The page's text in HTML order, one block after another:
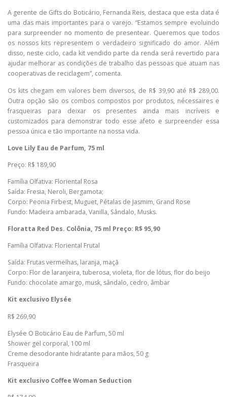
A gerente de Gifts do Boticário, Fernanda Reis, destaca que esta data é
uma das mais importantes para o varejo. “Estamos sempre evoluindo
para surpreender no momento de presentear. Queremos que todos
os nossos kits representem o verdadeiro significado do amor. Além
disso, neste ciclo, cada kit vendido parte da renda será revertido para
ajudar melhorar as condições de trabalho das pessoas que atuam nas
cooperativas de reciclagem”, comenta.
Os kits chegam em valores bem diversos, de R$ 39,90 até R$ 289,00.
Outra opção são os combos compostos por produtos, nécessaires e
frasqueiras para deixar os presentes ainda mais incríveis e
customizados para demonstrar todo esse afeto e surpreender essa
pessoa única e tão importante na nossa vida.
Love Lily Eau de Parfum, 75 ml
Preço: R$ 189,90
Família Olfativa: Floriental Rosa
Saída: Fresia, Neroli, Bergamota;
Corpo: Peonia Firbest, Muguet, Pétalas de Jasmim, Grand Rose
Fundo: Madeira ambarada, Vanilla, Sândalo, Musks.
Floratta Red Des. Colônia, 75 ml Preço: R$ 95,90
Família Olfativa: Floriental Frutal
Saída: Frutas vermelhas, laranja, maçã
Corpo: Flor de laranjeira, tuberosa, violeta, flor de lótus, flor do beijo
Fundo: chocolate amargo, musk, sândalo, cedro, âmbar
Kit exclusivo Elysée
R$ 269,90
Elysée O Boticário Eau de Parfum, 50 ml
Shower gel corporal, 100 ml
Creme desodorante hidratante para mãos, 50 g
Frasqueira
Kit exclusivo Coffee Woman Seduction